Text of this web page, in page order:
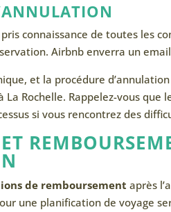
connaissance de toutes les
Airbnb enverra un
et la procédure
La Rochelle. Rappelez-vous
si vous rencontrez des
de remboursement après
une planification de voyage